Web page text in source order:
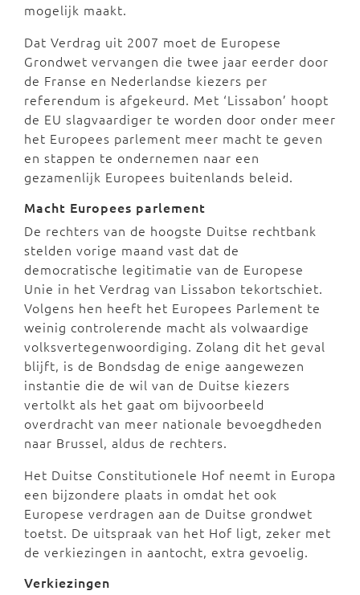
mogelijk maakt.
Dat Verdrag uit 2007 moet de Europese
Grondwet vervangen die twee jaar eerder door
de Franse en Nederlandse kiezers per
referendum is afgekeurd. Met ‘Lissabon’ hoopt
de EU slagvaardiger te worden door onder meer
het Europees parlement meer macht te geven
en stappen te ondernemen naar een
gezamenlijk Europees buitenlands beleid.
Macht Europees parlement
De rechters van de hoogste Duitse rechtbank
stelden vorige maand vast dat de
democratische legitimatie van de Europese
Unie in het Verdrag van Lissabon tekortschiet.
Volgens hen heeft het Europees Parlement te
weinig controlerende macht als volwaardige
volksvertegenwoordiging. Zolang dit het geval
blijft, is de Bondsdag de enige aangewezen
instantie die de wil van de Duitse kiezers
vertolkt als het gaat om bijvoorbeeld
overdracht van meer nationale bevoegdheden
naar Brussel, aldus de rechters.
Het Duitse Constitutionele Hof neemt in Europa
een bijzondere plaats in omdat het ook
Europese verdragen aan de Duitse grondwet
toetst. De uitspraak van het Hof ligt, zeker met
de verkiezingen in aantocht, extra gevoelig.
Verkiezingen